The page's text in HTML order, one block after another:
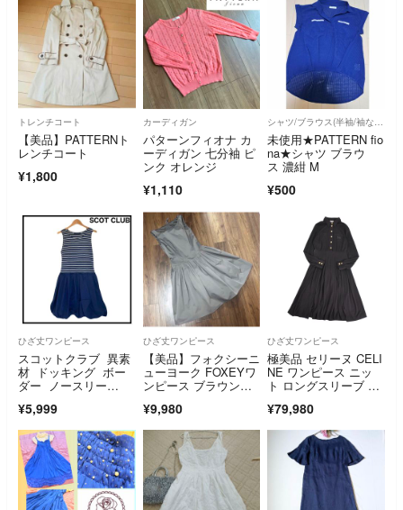
トレンチコート
【美品】PATTERNト
レンチコート
¥1,800
カーディガン
パターンフィオナ カ
ーディガン 七分袖 ピ
ンク オレンジ
¥1,110
シャツ/ブラウス(半袖/袖なし)
未使用★PATTERN fio
na★シャツ ブラウ
ス 濃紺 M
¥500
ひざ丈ワンピース
スコットクラブ 異素
材 ドッキング ボー
ダー ノースリー
¥5,999
ひざ丈ワンピース
【美品】フォクシーニ
ューヨーク FOXEYワ
ンピース ブラウン
¥9,980
ひざ丈ワンピース
極美品 セリーヌ CELI
NE ワンピース ニッ
ト ロングスリーブ 長
シミヤ レディー
ス L ブラック
¥79,980